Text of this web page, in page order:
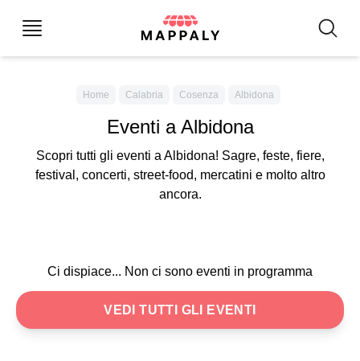
Home Calabria Cosenza Albidona
Eventi a Albidona
Scopri tutti gli eventi a Albidona! Sagre, feste, fiere,
festival, concerti, street-food, mercatini e molto altro
ancora.
Ci dispiace... Non ci sono eventi in programma
VEDI TUTTI GLI EVENTI